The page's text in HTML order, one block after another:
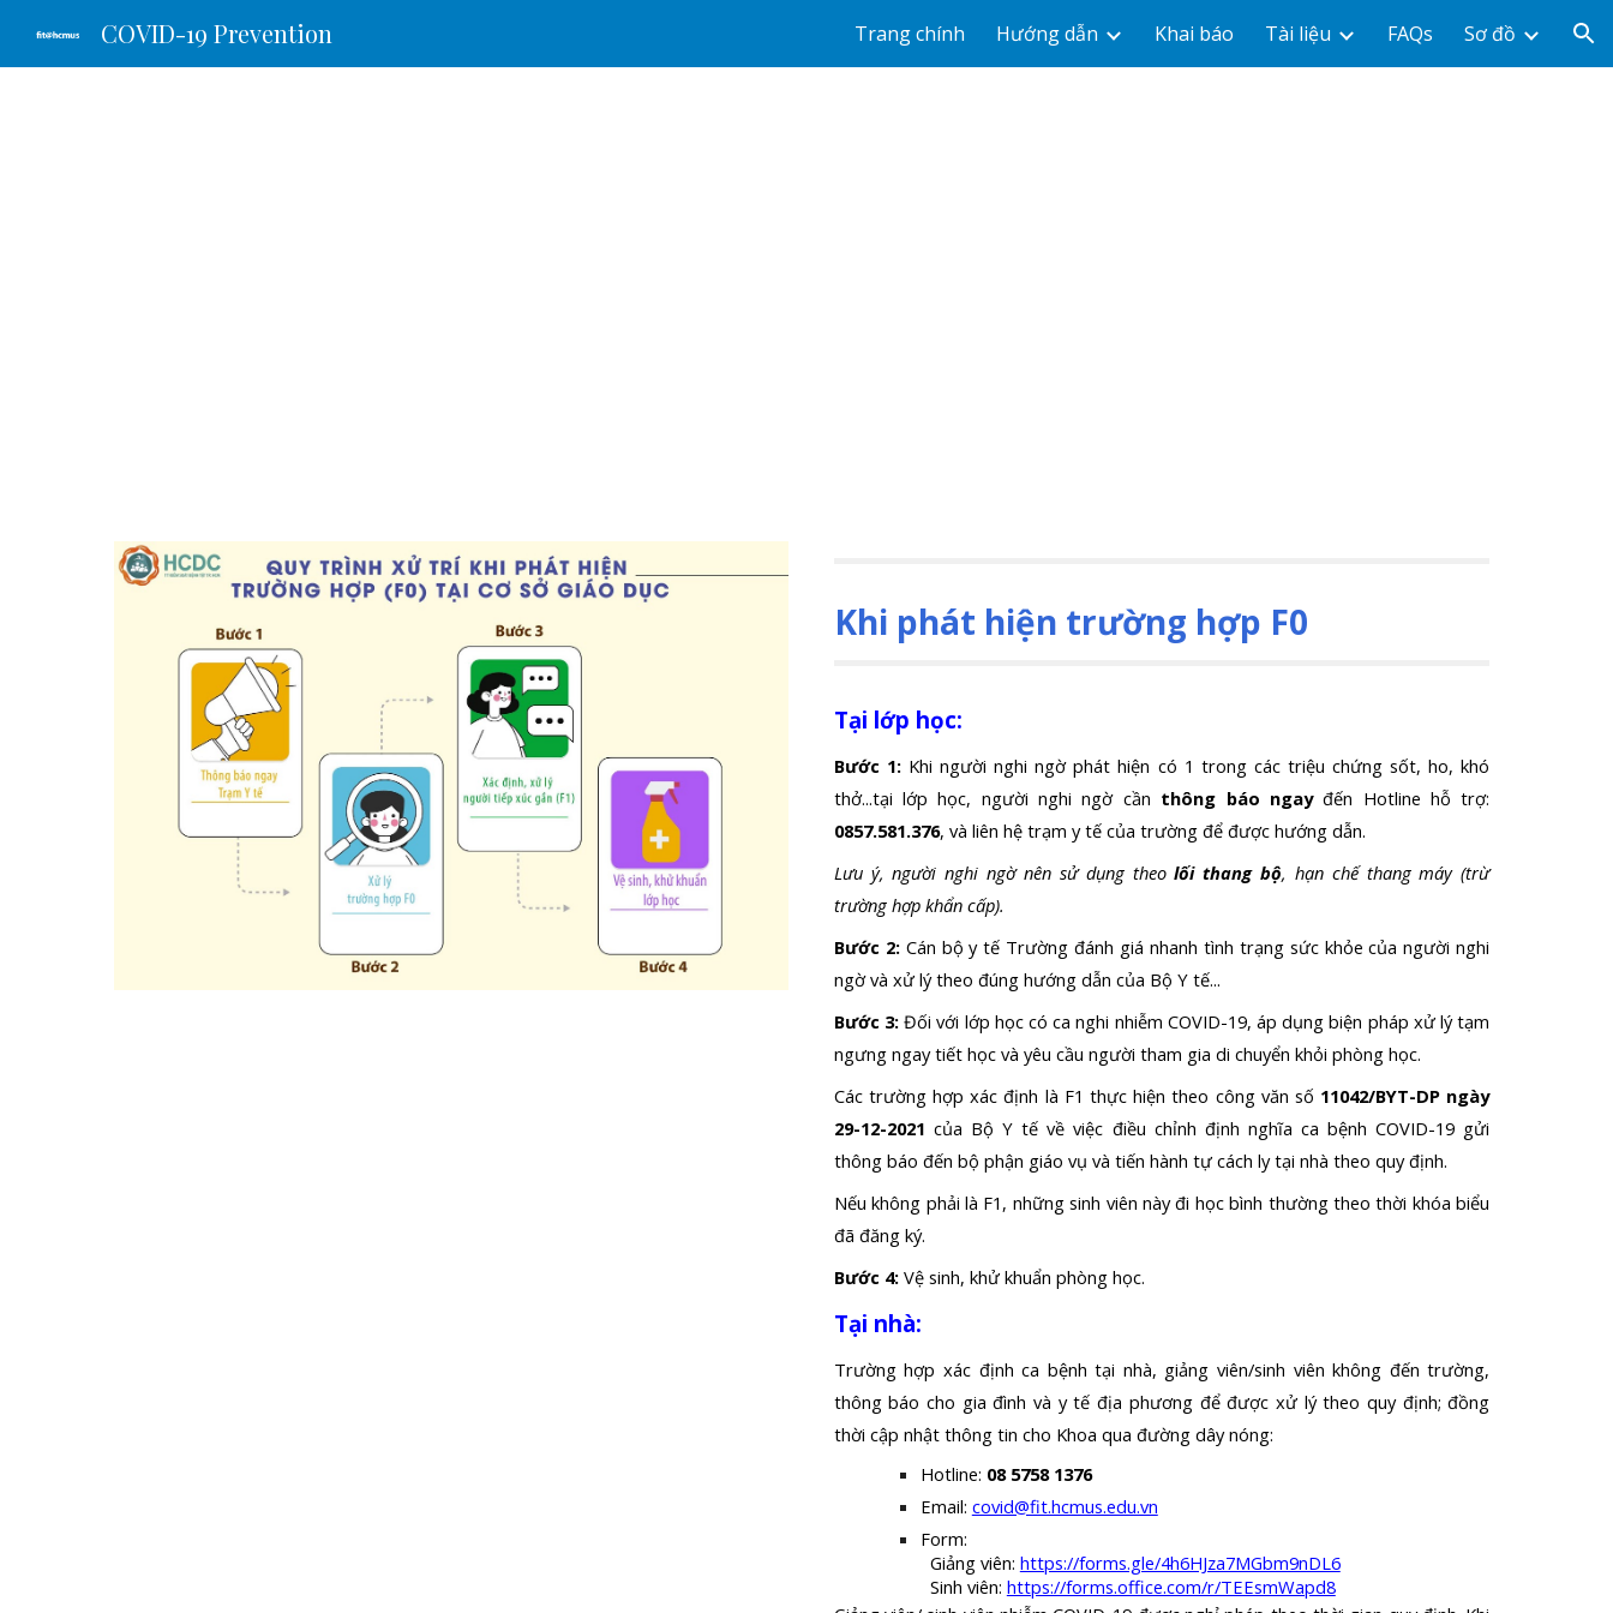
Skip to navigation
COVID-19 Prevention Trang chính Hướng dẫn Khai báo Tài liệu FAQs Sơ đồ
Khi phát hiện trường hợp F0
Tại lớp học:
Bước 1: Khi người nghi ngờphát hiện có 1 trong các triệu chứng sốt, ho, khó
thở...tại lớp học, người nghi ngờ cần thông báo ngayđến Hotline hỗ trợ:
0857.581.376, và liên hệ trạm y tế của trường để được hướng dẫn.
Lưu ý, người nghi ngờ nên sử dụng theolối thang bộ, hạn chế thang máy (trừ
trường hợp khẩn cấp).
Bước 2: Cán bộ y tế Trường đánh giá nhanh tình trạng sức khỏe của người nghi
ngờ và xử lý theo đúng hướng dẫn của Bộ Ytế...
Bước 3:Đối với lớp học có ca nghi nhiễm COVID-19,áp dụng biện pháp xử lýtạm
ngưng ngay tiết học và yêu cầu người tham gia di chuyển khỏi phòng học.
Các trường hợp xác định là F1 thực hiện theo công văn số 11042/BYT-DP ngày
29-12-2021 của Bộ Y tế về việc điều chỉnh định nghĩa ca bệnh COVID-19 gửi
thông báo đến bộ phận giáo vụ và tiến hành tự cách ly tại nhà theo quy định.
Nếu không phải là F1, những sinh viên này đi học bình thường theo thời khóa biểu
đã đăng ký.
Bước 4: Vệ sinh, khử khuẩn phòng học.
Tại nhà:
Trường hợp xác định ca bệnh tại nhà, giảng viên/sinh viên không đến trường,
thông báo cho gia đình và y tế địa phương để được xử lý theo quy định; đồng
thời cập nhật thông tin cho Khoa qua đường dây nóng:
Hotline: 08 5758 1376
Email: covid@fit.hcmus.edu.vn
Form:
Giảng viên: https://forms.gle/4h6HJza7MGbm9nDL6
Sinh viên: https://forms.office.com/r/TEEsmWapd8